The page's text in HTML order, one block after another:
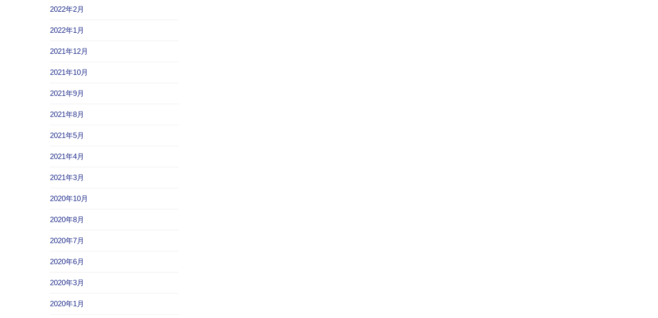
2022年2月
2022年1月
2021年12月
2021年10月
2021年9月
2021年8月
2021年5月
2021年4月
2021年3月
2020年10月
2020年8月
2020年7月
2020年6月
2020年3月
2020年1月